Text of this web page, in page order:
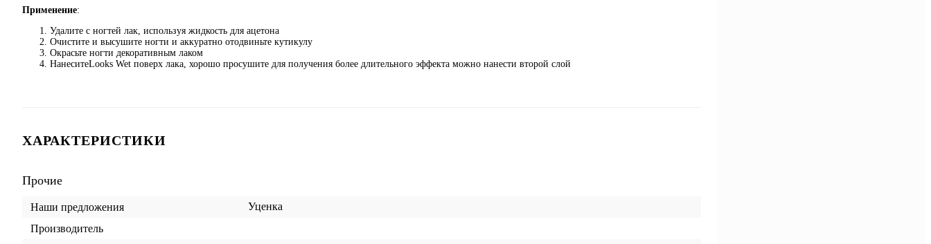
Применение:
Удалите с ногтей лак, используя жидкость для ацетона
Очистите и высушите ногти и аккуратно отодвиньте кутикулу
Окрасьте ногти декоративным лаком
НанеситеLooks Wet поверх лака, хорошо просушите для получения более длительного эффекта можно нанести второй слой
ХАРАКТЕРИСТИКИ
Прочие
Наши предложения
Уценка
Производитель